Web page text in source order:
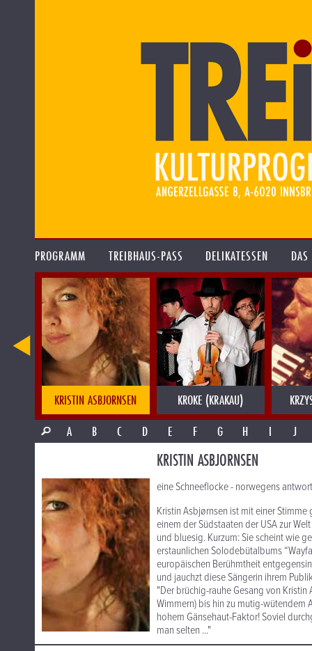
PROGRAMM TREIBHAUS-PASS DELIKATESSEN
KRISTIN ASBJORNSEN KROKE (KRAKAU)
A
B C D E F G H I J
KRISTIN ASBJORNSEN
eine Schneeflocke - norwegens
Kristin Asbjørnsen ist mit einer
einem der Südstaaten der USA zur
und bluesig. Kurzum: Sie scheint wie
erstaunlichen Solodebütalbums
europäischen Berühmtheit
und jauchzt diese Sängerin ihrem
"Der brüchig-rauhe Gesang von
Wimmern) bis hin zu mutig-wütendem
hohem Gänsehaut-Faktor! Soviel
man selten ..."